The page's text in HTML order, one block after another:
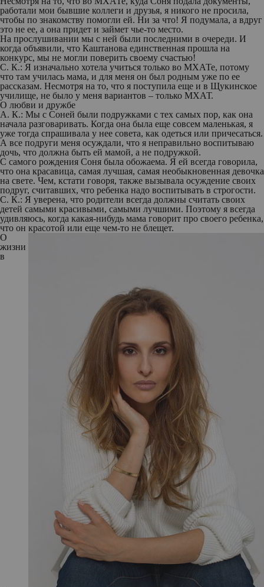
работали мои бывшие коллеги и друзья, я никого не просила,
чтобы по знакомству помогли ей. Ни за что! Я подумала, а вдруг
это не ее, а она придет и займет чье-то место.
На прослушивании мы с ней были последними в очереди. И
когда объявили, что Каштанова единственная прошла на
конкурс, мы не могли поверить своему счастью!
С. К.: Я изначально хотела учиться только во МХАТе, потому
что там училась мама, и для меня он был родным уже по ее
рассказам. Несмотря на то, что я поступила еще и в Щукинское
училище, не было у меня вариантов – только МХАТ.
О любви и дружбе
А. К.: Мы с Соней были подружками с тех самых пор, как она
начала разговаривать. Когда она была еще совсем маленькая, я
уже тогда спрашивала у нее совета, как одеться или причесаться.
А все подруги меня осуждали, что я неправильно воспитываю
дочь, что должна быть ей мамой, а не подружкой.
С самого рождения Соня была обожаема. Я ей всегда говорила,
что она красавица, самая лучшая, самая необыкновенная девочка
на свете. Чем, кстати говоря, также вызывала осуждение своих
подруг, считавших, что ребенка надо воспитывать в строгости.
С. К.: Я уверена, что родители всегда должны считать своих
детей самыми красивыми, самыми лучшими. Поэтому я всегда
удивляюсь, когда какая-нибудь мама говорит про своего ребенка,
что он красотой или еще чем-то не блещет.
О
жизни
в